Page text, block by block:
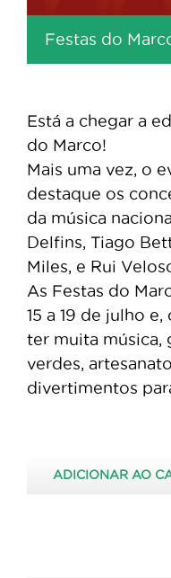
Festas do
Está a chegar a
do Marco!
Mais uma vez, o
destaque os
da música
Delfins, Tiago
Miles, e Rui
As Festas do
15 a 19 de julho
ter muita música,
verdes,
divertimentos
ADICIONAR AO